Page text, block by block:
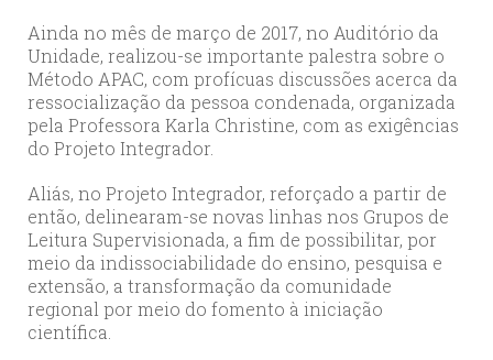
Ainda no mês de março de 2017, no Auditório da
Unidade, realizou-se importante palestra sobre o
Método APAC, com profícuas discussões acerca da
ressocialização da pessoa condenada, organizada
pela Professora Karla Christine, com as exigências
do Projeto Integrador.
Aliás, no Projeto Integrador, reforçado a partir de
então, delinearam-se novas linhas nos Grupos de
Leitura Supervisionada, a fim de possibilitar, por
meio da indissociabilidade do ensino, pesquisa e
extensão, a transformação da comunidade
regional por meio do fomento à iniciação
científica.